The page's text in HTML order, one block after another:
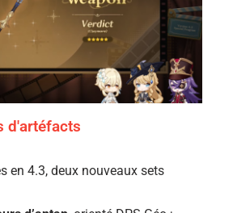
d'artéfacts
en 4.3, deux nouveaux sets